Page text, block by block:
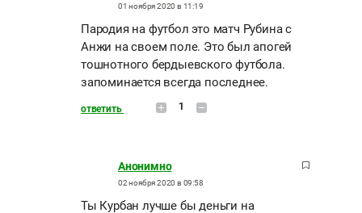
01 ноября 2020 в 11:19
Пародия на футбол это матч Рубина с
Анжи на своем поле. Это был апогей
тошнотного бердыевского футбола.
запоминается всегда последнее.
ответить 1
Анонимно
02 ноября 2020 в 09:58
Ты Курбан лучше бы деньги на